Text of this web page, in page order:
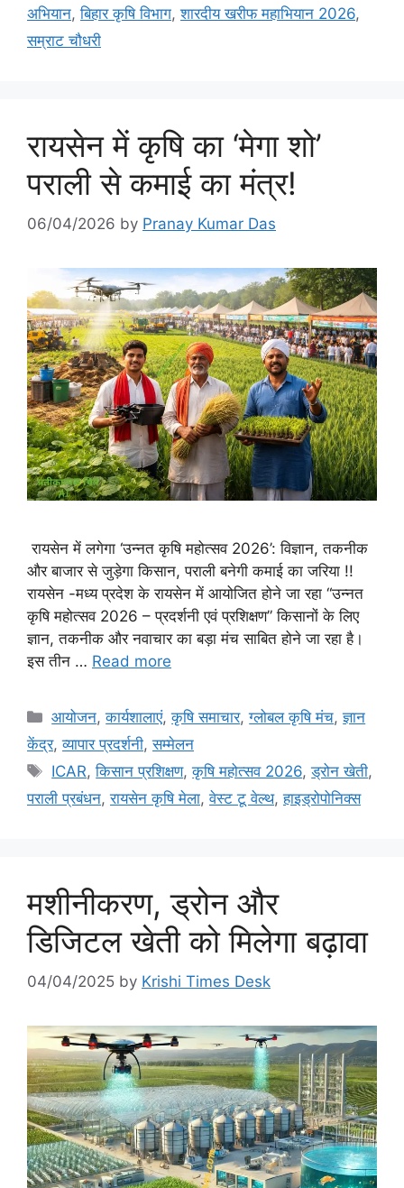
अभियान,बिहार कृषि विभाग,शारदीय खरीफ महाभियान 2026,
सम्राट चौधरी
रायसेन में कृषि का ‘मेगा शो’
पराली से कमाई का मंत्र!
06/04/2026 by Pranay Kumar Das
रायसेन में लगेगा ‘उन्नत कृषि महोत्सव 2026’: विज्ञान, तकनीक
और बाजार से जुड़ेगा किसान, पराली बनेगी कमाई का जरिया !!
रायसेन -मध्य प्रदेश के रायसेन में आयोजित होने जा रहा “उन्नत
कृषि महोत्सव 2026 – प्रदर्शनी एवं प्रशिक्षण” किसानों के लिए
ज्ञान, तकनीक और नवाचार का बड़ा मंच साबित होने जा रहा है।
इस तीन … Read more
आयोजन,कार्यशालाएं,कृषि समाचार,ग्लोबल कृषि मंच,ज्ञान
केंद्र,व्यापार प्रदर्शनी,सम्मेलन
ICAR,किसान प्रशिक्षण,कृषि महोत्सव 2026,ड्रोन खेती,
पराली प्रबंधन,रायसेन कृषि मेला,वेस्ट टू वेल्थ,हाइड्रोपोनिक्स
मशीनीकरण, ड्रोन और
डिजिटल खेती को मिलेगा बढ़ावा
04/04/2025 by Krishi Times Desk